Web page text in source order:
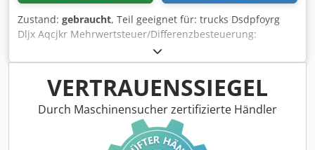
Zustand: gebraucht, Teil geeignet für: trucks Dsdpfoyrg
Dljx Aqcjkr Mehrwertsteuer/Differenzbesteuerung:
Mehrwertsteuer abzugsfähig Typennummer: 1406075
VERTRAUENSSIEGEL
Durch Maschinensucher zertifizierte Händler